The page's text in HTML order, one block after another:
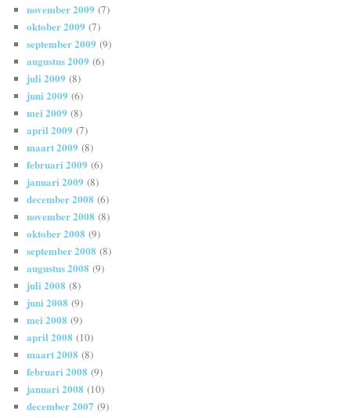
november 2009 (7)
oktober 2009 (7)
september 2009 (9)
augustus 2009 (6)
juli 2009 (8)
juni 2009 (6)
mei 2009 (8)
april 2009 (7)
maart 2009 (8)
februari 2009 (6)
januari 2009 (8)
december 2008 (6)
november 2008 (8)
oktober 2008 (9)
september 2008 (8)
augustus 2008 (9)
juli 2008 (8)
juni 2008 (9)
mei 2008 (9)
april 2008 (10)
maart 2008 (8)
februari 2008 (9)
januari 2008 (10)
december 2007 (9)